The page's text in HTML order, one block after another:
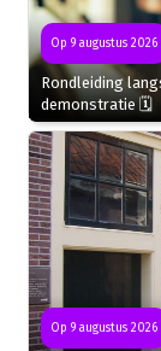
Op 9 augustus 2026
Rondleiding
demonstratie 🗓
Op 9 augustus 2026